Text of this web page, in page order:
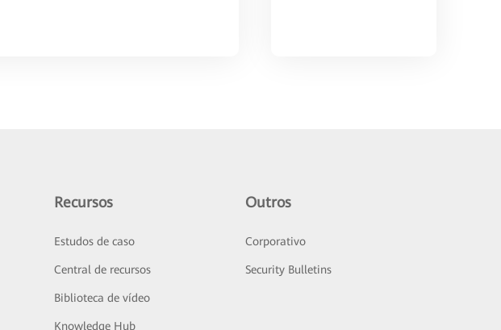
Recursos
Estudos de caso
Central de recursos
Biblioteca de vídeo
Knowledge Hub
Outros
Corporativo
Security Bulletins